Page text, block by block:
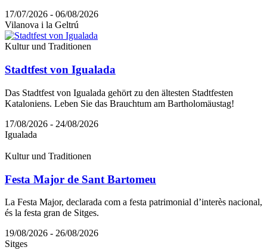
17/07/2026 - 06/08/2026
Vilanova i la Geltrú
Kultur und Traditionen
Stadtfest von Igualada
Das Stadtfest von Igualada gehört zu den ältesten Stadtfesten
Kataloniens. Leben Sie das Brauchtum am Bartholomäustag!
17/08/2026 - 24/08/2026
Igualada
Kultur und Traditionen
Festa Major de Sant Bartomeu
La Festa Major, declarada com a festa patrimonial d’interès nacional,
és la festa gran de Sitges.
19/08/2026 - 26/08/2026
Sitges